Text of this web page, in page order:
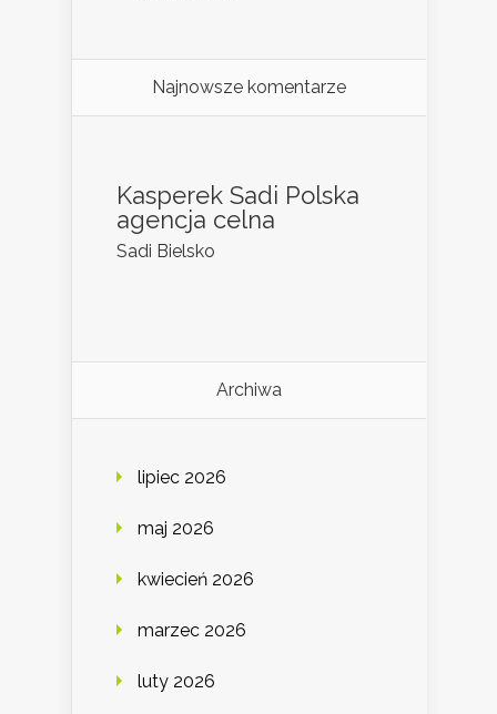
Najnowsze komentarze
Kasperek Sadi Polska
agencja celna
Sadi Bielsko
Archiwa
lipiec 2026
maj 2026
kwiecień 2026
marzec 2026
luty 2026